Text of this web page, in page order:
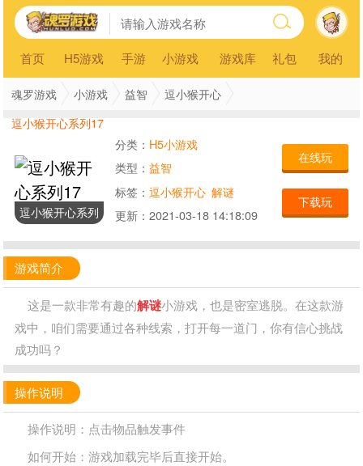
首页 H5游戏 手游 小游戏 游戏库 礼包 我的
魂罗游戏 小游戏 益智 逗小猴开心
逗小猴开心系列17
逗小猴开心系列
分类： H5小游戏
类型： 益智
标签： 逗小猴开心 解谜
更新： 2021-03-18 14:18:09
在线玩
下载玩
游戏简介
这是一款非常有趣的解谜小游戏，也是密室逃脱。在这款游
戏中，咱们需要通过各种线索，打开每一道门，你有信心挑战
成功吗？
操作说明
操作说明：点击物品触发事件
如何开始：游戏加载完毕后直接开始。